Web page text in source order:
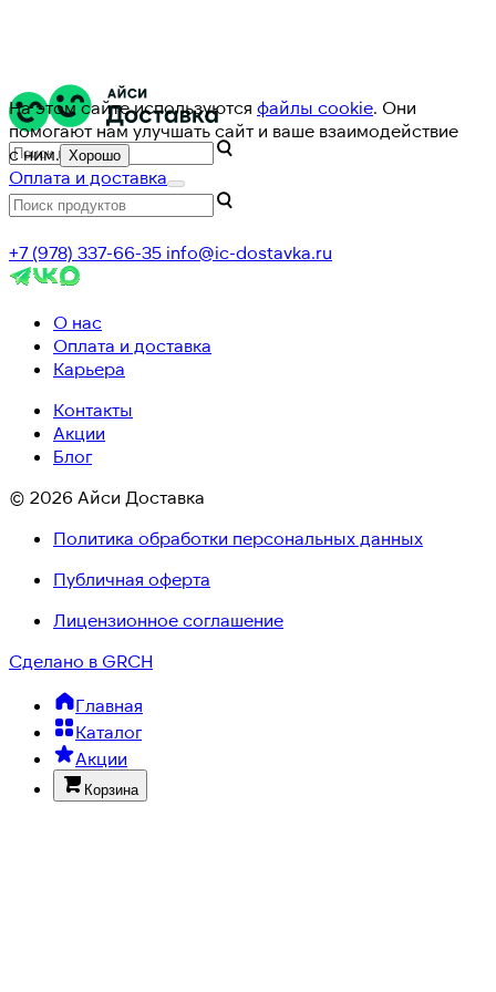
На этом сайте используются файлы cookie. Они
помогают нам улучшать сайт и ваше взаимодействие
с ним. Хорошо
Оплата и доставка
+7 (978) 337-66-35 info@ic-dostavka.ru
О нас
Оплата и доставка
Карьера
Контакты
Акции
Блог
© 2026 Айси Доставка
Политика обработки персональных данных
Публичная оферта
Лицензионное соглашение
Сделано в GRCH
Главная
Каталог
Акции
Корзина